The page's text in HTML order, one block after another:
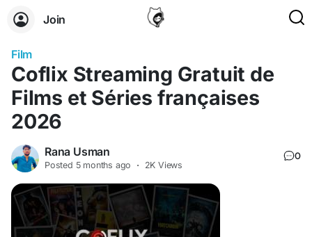
Join
Film
Coflix Streaming Gratuit de
Films et Séries françaises
2026
Rana Usman
Posted 5 months ago · 2K Views
0